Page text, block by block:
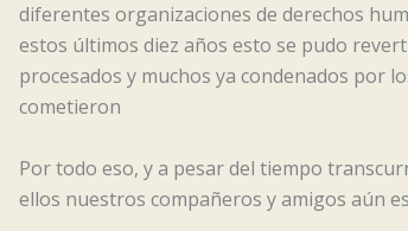
diferentes organizaciones de derechos
estos últimos diez años esto se pudo
procesados y muchos ya condenados por
cometieron
Por todo eso, y a pesar del tiempo
ellos nuestros compañeros y amigos aún